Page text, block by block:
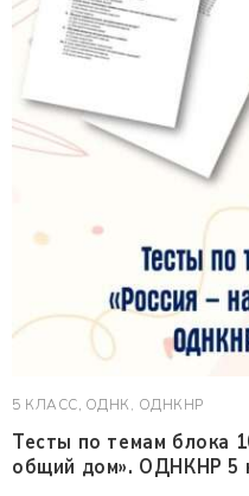
5 КЛАСС, ОДНК, ОДНКНР
Тесты по темам блока
общий дом». ОДНКНР 5